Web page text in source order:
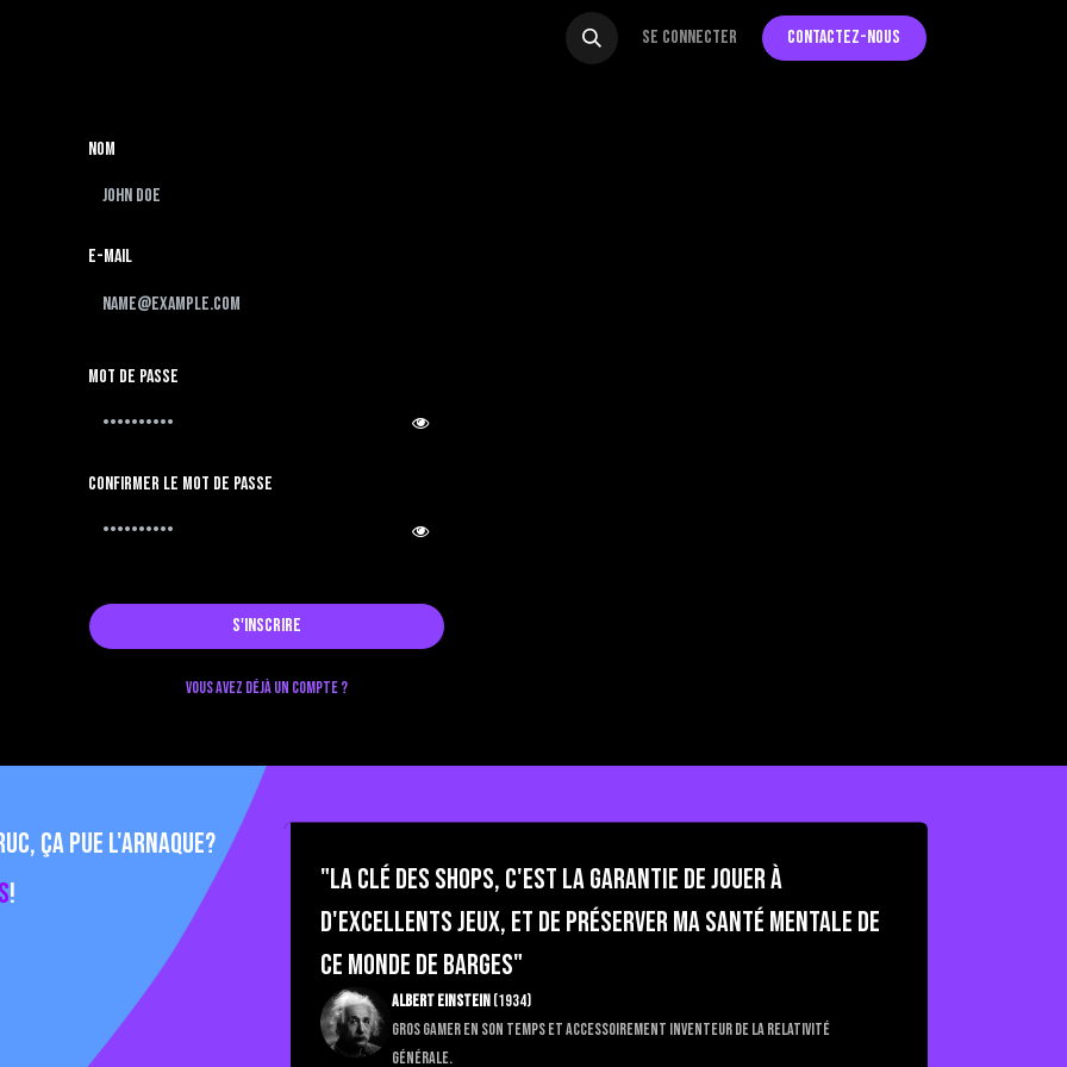
Se connecter Contactez-nous
Nom
E-mail
Mot de passe
Confirmer le mot de passe
S'inscrire
Vous avez déjà un compte ?
ça pue l'arnaque?
!
"La Clé des Shops, c'est la garantie de jouer à
d'excellents jeux, et de préserver ma santé mentale de
ce monde de barges"
Albert Einstein(1934)
Gros gamer en son temps et accessoirement inventeur de la relativité
générale.